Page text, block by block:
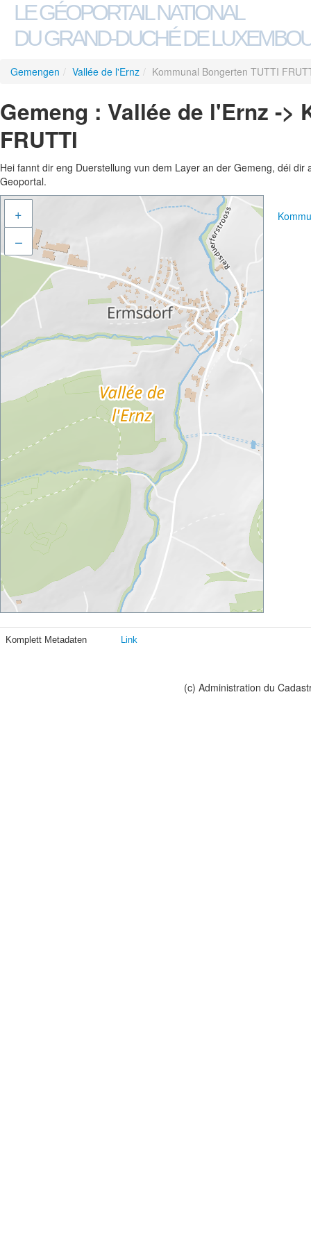
LE GÉOPORTAIL NATIONAL
DU GRAND-DUCHÉ DE
Gemengen / Vallée de l'Ernz / Kommunal Bongerten TUTTI
Gemeng : Vallée de l'Ernz ->
FRUTTI
Hei fannt dir eng Duerstellung vun dem Layer an der Gemeng, déi
Geoportal.
+
–
Komplett Metadaten Link
(c) Administration du